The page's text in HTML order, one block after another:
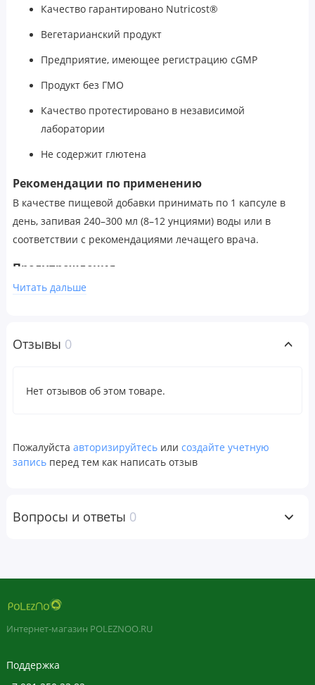
Качество гарантировано Nutricost®
Вегетарианский продукт
Предприятие, имеющее регистрацию cGMP
Продукт без ГМО
Качество протестировано в независимой
лаборатории
Не содержит глютена
Рекомендации по применению
В качестве пищевой добавки принимать по 1 капсуле в
день, запивая 240–300 мл (8–12 унциями) воды или в
соответствии с рекомендациями лечащего врача.
Предупреждения
Для здоровых людей старше 18 лет. Перед началом
проконсультироваться с врачом. Хранить в недоступном
Хранить в сухом и прохладном месте.
ценность
Порций в
в 1 порции
суточной
(Andrographis
андрографолидов)
Читать дальше
Отзывы 0
Нет отзывов об этом товаре.
Пожалуйста авторизируйтесь или создайте учетную
запись перед тем как написать отзыв
Вопросы и ответы 0
Интернет-магазин POLEZNOO.RU
Поддержка